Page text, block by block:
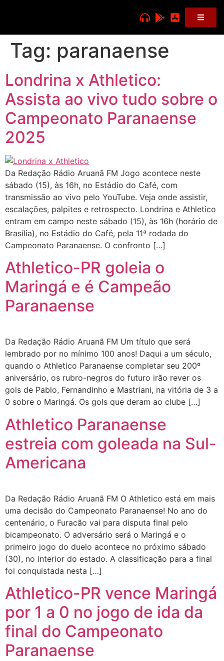
Tag: paranaense
Londrina x Athletico:
Assista ao vivo tudo sobre o
Campeonato Paranaense
2025
Da Redação Rádio Aruanã FM Jogo acontece neste
sábado (15), às 16h, no Estádio do Café, com
transmissão ao vivo pelo YouTube. Veja onde assistir,
escalações, palpites e retrospecto. Londrina e Athletico
entram em campo neste sábado (15), às 16h (horário de
Brasília), no Estádio do Café, pela 11ª rodada do
Campeonato Paranaense. O confronto […]
Athletico-PR goleia o
Maringá e é Campeão
Paranaense
Da Redação Rádio Aruanã FM Um título que será
lembrado por no mínimo 100 anos! Daqui a um século,
quando o Athletico Paranaense completar seu 200º
aniversário, os rubro-negros do futuro irão rever os
gols de Pablo, Fernandinho e Mastriani, na vitória de 3 a
0 sobre o Maringá. Os gols que deram ao clube […]
Athletico Paranaense
estreia com goleada na Sul-
Americana
Da Redação Rádio Aruanã FM O Athletico está em mais
uma decisão do Campeonato Paranaense! No ano do
centenário, o Furacão vai para disputa final pelo
bicampeonato. O adversário será o Maringá e o
primeiro jogo do duelo acontece no próximo sábado
(30), no interior do estado. A classificação para a final
foi conquistada nesta […]
Athletico-PR vence Maringá
por 1 a 0 no jogo de ida da
final do Campeonato
Paranaense